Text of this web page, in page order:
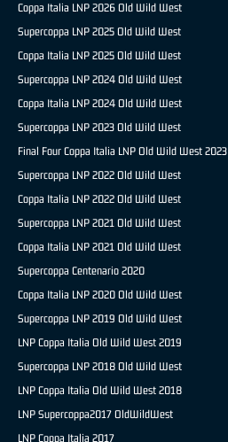
Coppa Italia LNP 2026 Old Wild West
Supercoppa LNP 2025 Old Wild West
Coppa Italia LNP 2025 Old Wild West
Supercoppa LNP 2024 Old Wild West
Coppa Italia LNP 2024 Old Wild West
Supercoppa LNP 2023 Old Wild West
Final Four Coppa Italia LNP Old Wild West 2023
Supercoppa LNP 2022 Old Wild West
Coppa Italia LNP 2022 Old Wild West
Supercoppa LNP 2021 Old Wild West
Coppa Italia LNP 2021 Old Wild West
Supercoppa Centenario 2020
Coppa Italia LNP 2020 Old Wild West
Supercoppa LNP 2019 Old Wild West
LNP Coppa Italia Old Wild West 2019
Supercoppa LNP 2018 Old Wild West
LNP Coppa Italia Old Wild West 2018
LNP Supercoppa2017 OldWildWest
LNP Coppa Italia 2017